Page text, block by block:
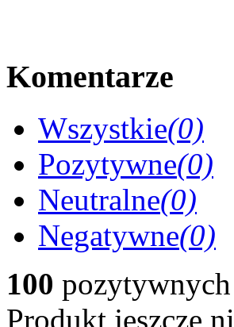
Komentarze
Wszystkie(0)
Pozytywne(0)
Neutralne(0)
Negatywne(0)
100 pozytywnych
Produkt jeszcze